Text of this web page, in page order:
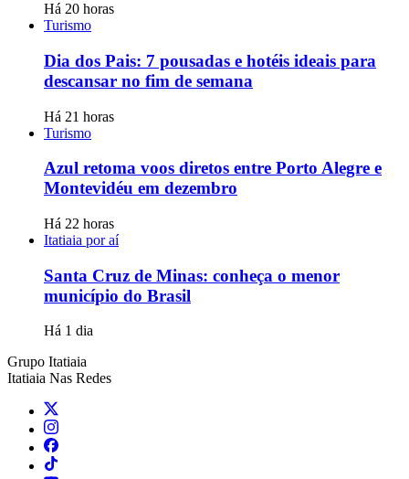
Há 20 horas
Turismo
Dia dos Pais: 7 pousadas e hotéis ideais para
descansar no fim de semana
Há 21 horas
Turismo
Azul retoma voos diretos entre Porto Alegre e
Montevidéu em dezembro
Há 22 horas
Itatiaia por aí
Santa Cruz de Minas: conheça o menor
município do Brasil
Há 1 dia
Grupo Itatiaia
Itatiaia Nas Redes